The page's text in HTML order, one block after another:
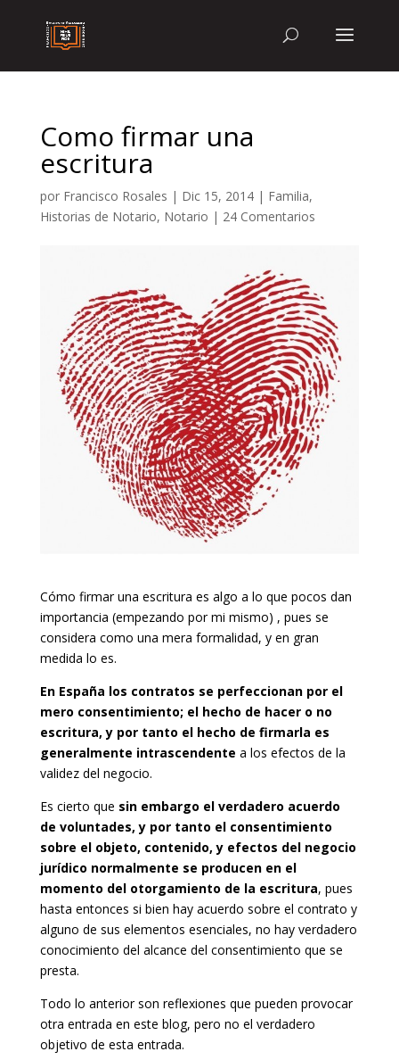
Como firmar una
escritura
por Francisco Rosales | Dic 15, 2014| Familia,
Historias de Notario, Notario | 24 Comentarios
Cómo firmar una escritura es algo a lo que pocos dan
importancia (empezando por mi mismo) , pues se
considera como una mera formalidad, y en gran
medida lo es.
En España los contratos se perfeccionan por el
mero consentimiento; el hecho de hacer o no
escritura, y por tanto el hecho de firmarla es
generalmente intrascendente a los efectos de la
validez del negocio.
Es cierto que sin embargo el verdadero acuerdo
de voluntades, y por tanto el consentimiento
sobre el objeto, contenido, y efectos del negocio
jurídico normalmente se producen en el
momento del otorgamiento de la escritura, pues
hasta entonces si bien hay acuerdo sobre el contrato y
alguno de sus elementos esenciales, no hay verdadero
conocimiento del alcance del consentimiento que se
presta.
Todo lo anterior son reflexiones que pueden provocar
otra entrada en este blog, pero no el verdadero
objetivo de esta entrada.